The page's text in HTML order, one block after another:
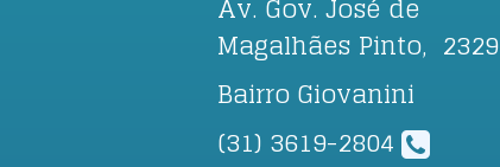
Magalhães Pinto, 2329
Bairro Giovanini
(31) 3619-2804